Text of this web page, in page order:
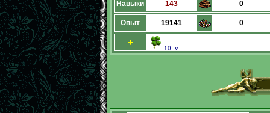
Навыки 143 0
Опыт 19141 0
+
10 lv